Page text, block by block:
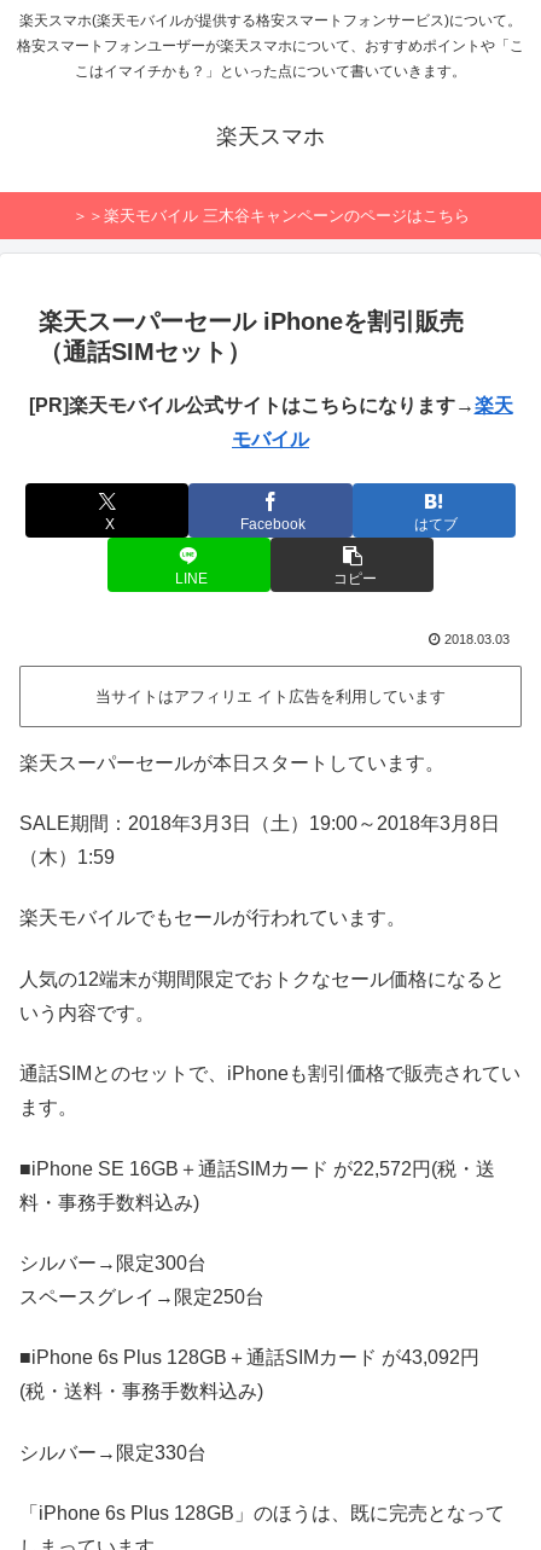
楽天スマホ(楽天モバイルが提供する格安スマートフォンサービス)について。
格安スマートフォンユーザーが楽天スマホについて、おすすめポイントや「こ
こはイマイチかも？」といった点について書いていきます。
楽天スマホ
＞＞楽天モバイル 三木谷キャンペーンのページはこちら
楽天スーパーセール iPhoneを割引販売
（通話SIMセット）
[PR]楽天モバイル公式サイトはこちらになります→楽天
モバイル
X Facebook はてブ
LINE コピー
2018.03.03
当サイトはアフィリエ イト広告を利用しています
楽天スーパーセールが本日スタートしています。
SALE期間：2018年3月3日（土）19:00～2018年3月8日
（木）1:59
楽天モバイルでもセールが行われています。
人気の12端末が期間限定でおトクなセール価格になると
いう内容です。
通話SIMとのセットで、iPhoneも割引価格で販売されてい
ます。
■iPhone SE 16GB＋通話SIMカード が22,572円(税・送
料・事務手数料込み)
シルバー→限定300台
スペースグレイ→限定250台
■iPhone 6s Plus 128GB＋通話SIMカード が43,092円
(税・送料・事務手数料込み)
シルバー→限定330台
「iPhone 6s Plus 128GB」のほうは、既に完売となって